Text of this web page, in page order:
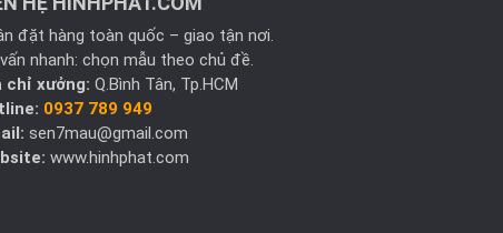
đặt hàng toàn quốc – giao tận nơi.
nhanh: chọn mẫu theo chủ đề.
chỉ xưởng: Q.Bình Tân, Tp.HCM
0937 789 949
sen7mau@gmail.com
www.hinhphat.com